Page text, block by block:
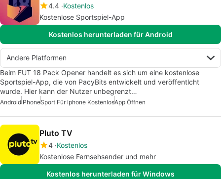
4.4 Kostenlos
Kostenlose Sportspiel-App
Kostenlos herunterladen für Android
Andere Platformen
Beim FUT 18 Pack Opener handelt es sich um eine kostenlose
Sportspiel-App, die von PacyBits entwickelt und veröffentlcht
wurde. Hier kann der Nutzer unbegrenzt…
AndroidiPhoneSport Für Iphone KostenlosApp Öffnen
Pluto TV
4 Kostenlos
Kostenlose Fernsehsender und mehr
Kostenlos herunterladen für Windows